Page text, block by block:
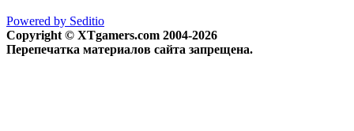
Powered by Seditio
Copyright © XTgamers.com 2004-2026
Перепечатка материалов сайта запрещена.